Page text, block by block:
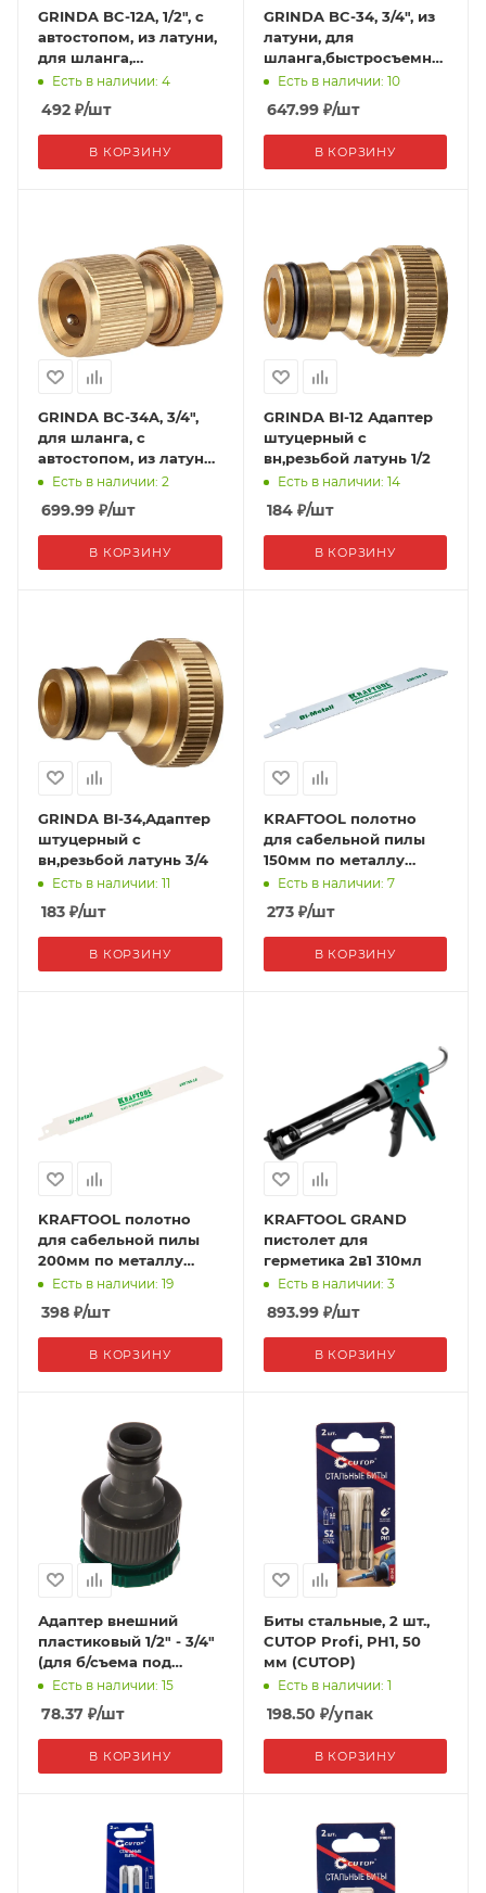
GRINDA BC-12A, 1/2", с
автостопом, из латуни,
для шланга,
быстросъемный
соединитель, PROLine
Есть в наличии: 4
492 ₽/шт
В КОРЗИНУ
GRINDA BC-34, 3/4", из
латуни, для
шланга,быстросъемный
соединитель,PROLine
Есть в наличии: 10
647.99₽/шт
В КОРЗИНУ
GRINDA BC-34A, 3/4",
для шланга, с
автостопом, из латуни,
быстросъёмный
соединитель, PROLine
Есть в наличии: 2
699.99 ₽/шт
В КОРЗИНУ
GRINDA BI-12 Адаптер
штуцерный с
вн,резьбой латунь 1/2
Есть в наличии: 14
184₽/шт
В КОРЗИНУ
GRINDA BI-34,Адаптер
штуцерный с
вн,резьбой латунь 3/4
Есть в наличии: 11
183 ₽/шт
В КОРЗИНУ
KRAFTOOL полотно
для сабельной пилы
150мм по металлу
шаг1,4 мм
Есть в наличии: 7
273₽/шт
В КОРЗИНУ
KRAFTOOL полотно
для сабельной пилы
200мм по металлу
шаг1,4мм
Есть в наличии: 19
398 ₽/шт
В КОРЗИНУ
KRAFTOOL GRAND
пистолет для
герметика 2в1 310мл
Есть в наличии: 3
893.99₽/шт
В КОРЗИНУ
Адаптер внешний
пластиковый 1/2" - 3/4"
(для б/съема под
муфту Гардена) FIT
Есть в наличии: 15
78.37 ₽/шт
В КОРЗИНУ
Биты стальные, 2 шт.,
CUTOP Profi, PH1, 50
мм (CUTOP)
Есть в наличии: 1
198.50 ₽/упак
В КОРЗИНУ